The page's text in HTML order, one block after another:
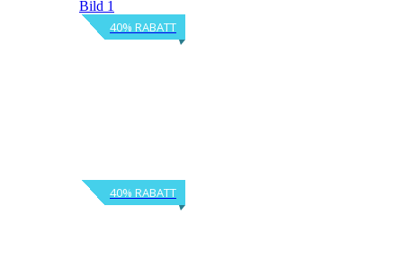
40% RABATT
40% RABATT